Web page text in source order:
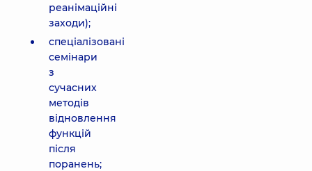
реанімаційні
заходи);
спеціалізовані
семінари
з
сучасних
методів
відновлення
функцій
після
поранень;